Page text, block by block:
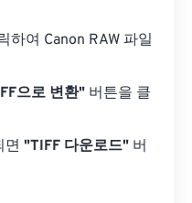
하여 Canon RAW 파일
으로 변환" 버튼을 클
면 "TIFF 다운로드" 버